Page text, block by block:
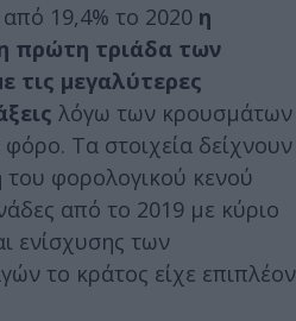
19,4% το 2020 η
πρώτη τριάδα των
μεγαλύτερες
λόγω των κρουσμάτων
Τα στοιχεία δείχνουν
φορολογικού κενού
από το 2019 με κύριο
ενίσχυσης των
το κράτος είχε επιπλέον